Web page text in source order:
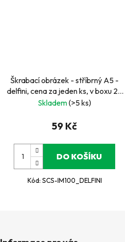
Škrabací obrázek - stříbrný A5 -
delfini, cena za jeden ks, v boxu 24
ks
Skladem(>5 ks)
59 Kč
DO KOŠÍKU
Kód: SCS-IM100_DELFINI